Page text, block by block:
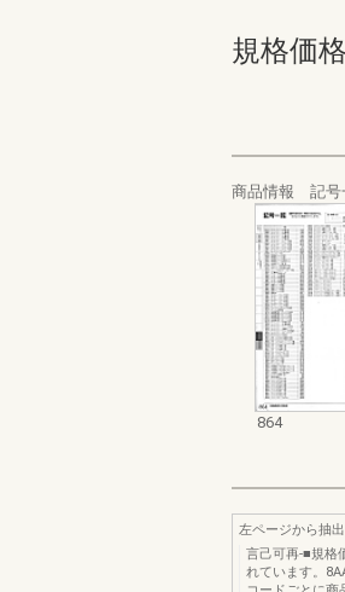
規格価
商品情報 記号
864
左ページから抽
言己可再‐■規格
れています。